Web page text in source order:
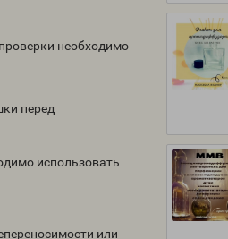
необходимо
перед
использовать
или